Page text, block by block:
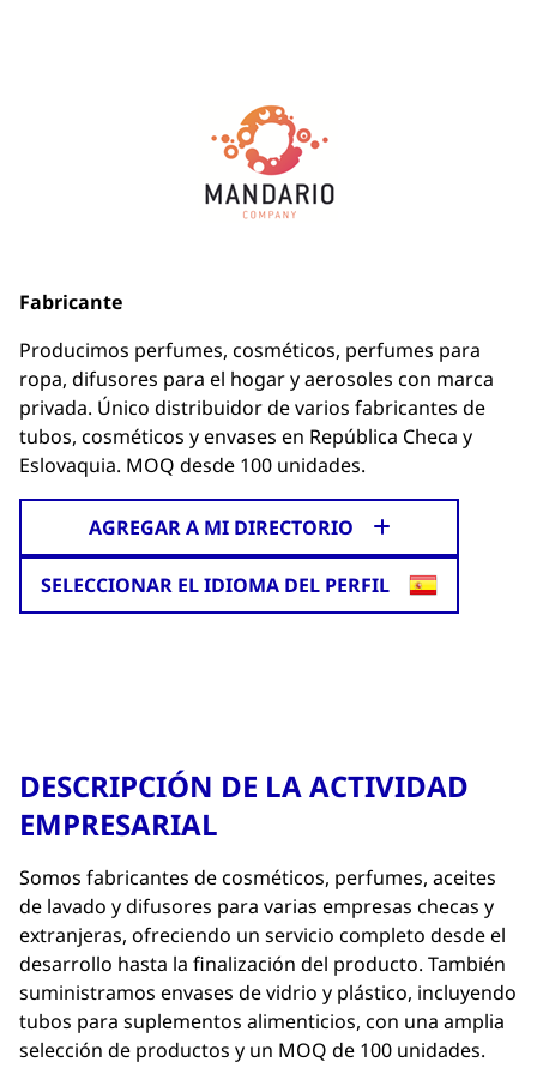
Fabricante
Producimos perfumes, cosméticos, perfumes para
ropa, difusores para el hogar y aerosoles con marca
privada. Único distribuidor de varios fabricantes de
tubos, cosméticos y envases en República Checa y
Eslovaquia. MOQ desde 100 unidades.
AGREGAR A MI DIRECTORIO
SELECCIONAR EL IDIOMA DEL PERFIL
DESCRIPCIÓN DE LA ACTIVIDAD
EMPRESARIAL
Somos fabricantes de cosméticos, perfumes, aceites
de lavado y difusores para varias empresas checas y
extranjeras, ofreciendo un servicio completo desde el
desarrollo hasta la finalización del producto. También
suministramos envases de vidrio y plástico, incluyendo
tubos para suplementos alimenticios, con una amplia
selección de productos y un MOQ de 100 unidades.